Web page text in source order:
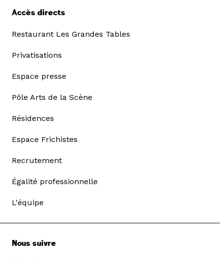
Accès directs
Restaurant Les Grandes Tables
Privatisations
Espace presse
Pôle Arts de la Scène
Résidences
Espace Frichistes
Recrutement
Égalité professionnelle
L'équipe
Nous suivre